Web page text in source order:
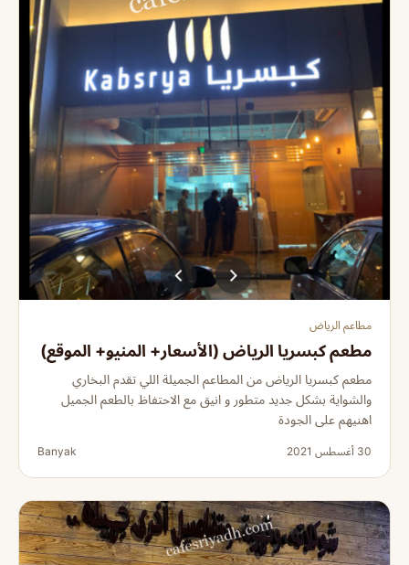
مطاعم الرياض
مطعم كبسريا الرياض (الأسعار+ المنيو+ الموقع)
مطعم كبسريا الرياض من المطاعم الجميلة اللي تقدم البخاري
والشواية بشكل جديد متطور و انيق مع الاحتفاظ بالطعم الجميل
اهنيهم على الجودة
30 أغسطس 2021 Banyak